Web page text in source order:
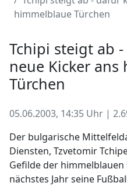
himmelblaue Türchen
Tchipi steigt ab
neue Kicker
Türchen
05.06.2003, 14:35 Uhr |
Der bulgarische
Diensten, Tzvetomir
Gefilde der
nächstes Jahr seine